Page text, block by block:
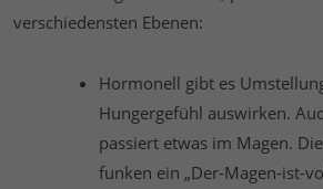
verschiedensten Ebenen:
Hormonell gibt es
Hungergefühl auswirken.
passiert etwas im Magen.
funken ein „Der-Magen-ist-